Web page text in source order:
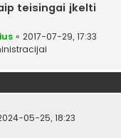
teisingai įkelti
« 2017-07-29, 17:33
05-25, 18:23